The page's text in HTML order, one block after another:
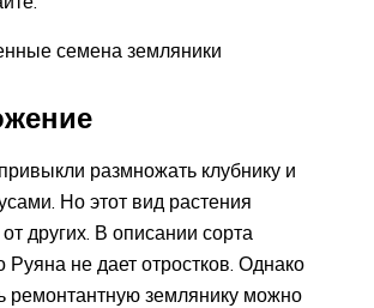
семена земляники
размножать клубнику и
Но этот вид растения
других. В описании сорта
Руяна не дает отростков. Однако
ремонтантную землянику можно